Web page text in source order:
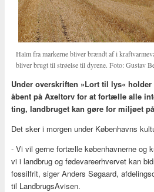
Halm fra markerne bliver brændt af i
bliver brugt til strøelse til dyrene. Foto: Gustav
Under overskriften »Lort til lys«
åbent på Axeltorv for at fortælle alle
ting, landbruget kan gøre for miljøet
Det sker i morgen under Københavns
- Vi vil gerne fortælle københavnerne og
vi i landbrug og fødevareerhvervet kan
fossilfrit, siger Anders Søgaard,
til LandbrugsAvisen.